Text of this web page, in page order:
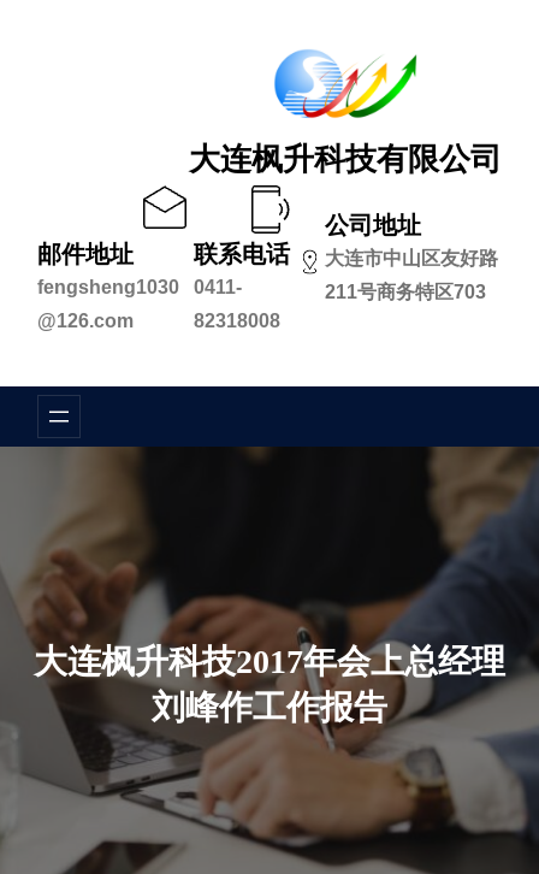
大连枫升科技有限公司
邮件地址
fengsheng1030
@126.com
联系电话
0411-
82318008
公司地址
大连市中山区友好路
211号商务特区703
大连枫升科技2017年会上总经理
刘峰作工作报告